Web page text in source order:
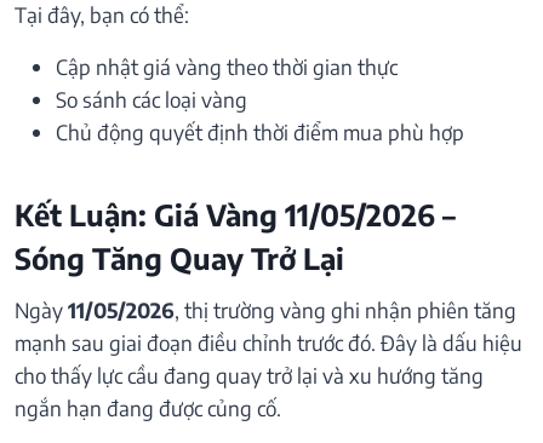
Tại đây, bạn có thể:
Cập nhật giá vàng theo thời gian thực
So sánh các loại vàng
Chủ động quyết định thời điểm mua phù hợp
Kết Luận: Giá Vàng 11/05/2026 –
Sóng Tăng Quay Trở Lại
Ngày11/05/2026, thị trường vàng ghi nhận phiên tăng
mạnh sau giai đoạn điều chỉnh trước đó. Đây là dấu hiệu
cho thấy lực cầu đang quay trở lại và xu hướng tăng
ngắn hạn đang được củng cố.